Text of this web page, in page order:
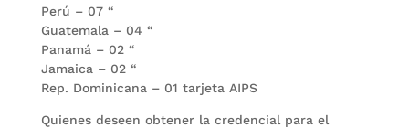
Perú – 07 “
Guatemala – 04 “
Panamá – 02 “
Jamaica – 02 “
Rep. Dominicana – 01 tarjeta AIPS
Quienes deseen obtener la credencial para el